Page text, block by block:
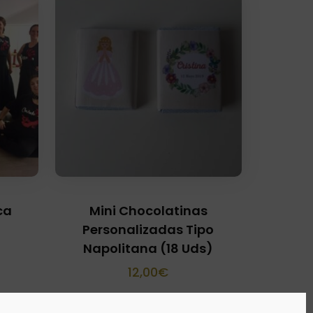
Mini Chocolatinas
Personalizadas Tipo
Napolitana (18 Uds)
12,00€